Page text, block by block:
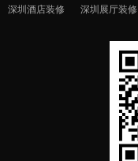
深圳酒店装修
深圳展厅装修